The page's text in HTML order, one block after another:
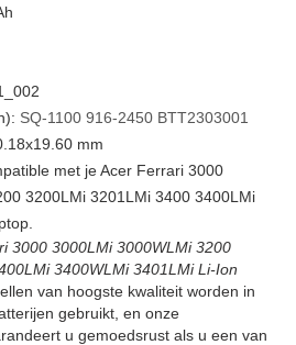
SQ-1100 916-2450 BTT2303001
mm
met je Acer Ferrari 3000
3200LMi 3201LMi 3400 3400LMi
3000 3000LMi 3000WLMi 3200
3400WLMi 3401LMi Li-Ion
van hoogste kwaliteit worden in
gebruikt, en onze
u gemoedsrust als u een van